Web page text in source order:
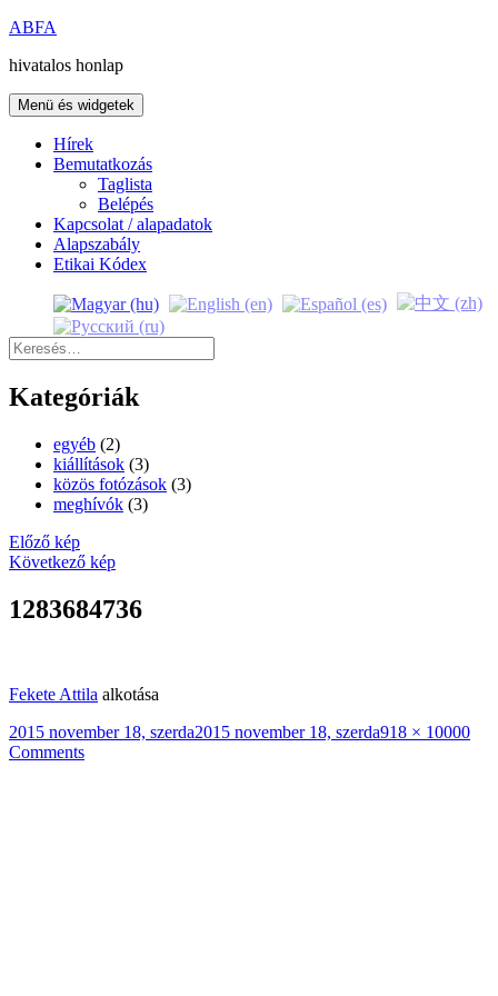
Kilépés
tartalomba
ABFA
hivatalos honlap
Menü és widgetek
Hírek
Bemutatkozás
Taglista
Belépés
Kapcsolat / alapadatok
Alapszabály
Etikai Kódex
Keresés:
Kategóriák
egyéb (2)
kiállítások (3)
közös fotózások (3)
meghívók (3)
Előző kép
Következő kép
1283684736
Fekete Attila alkotása
Közzétéve
2015 november 18, szerda2015 november 18, szerdaTeljes
918 × 10000
Comments